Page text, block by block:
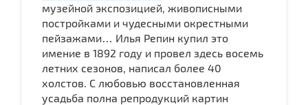
музейной экспозицией, живописными
постройками и чудесными окрестными
пейзажами… Илья Репин купил это
имение в 1892 году и провел здесь восемь
летних сезонов, написал более 40
холстов. С любовью восстановленная
усадьба полна репродукций картин